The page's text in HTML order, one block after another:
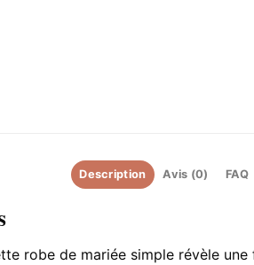
Description Avis (0) FAQ
robe de mariée simple révèle